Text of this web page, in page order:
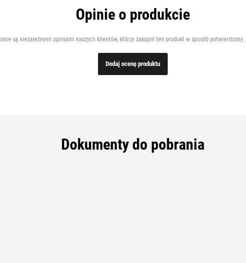
Opinie o produkcie
są niezależnymi opiniami naszych klientów, którzy zakupili ten produkt w sposób potwierdzony.
Dodaj ocenę produktu
Dokumenty do pobrania